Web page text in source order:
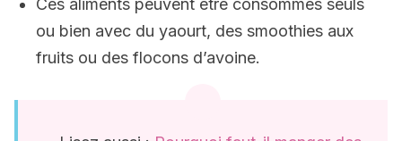
Ces aliments peuvent être consommés seuls
ou bien avec du yaourt, des smoothies aux
fruits ou des flocons d’avoine.